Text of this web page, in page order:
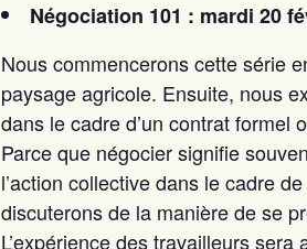
Négociation 101 : mardi 20
Nous commencerons cette série
paysage agricole. Ensuite, nous
dans le cadre d’un contrat formel
Parce que négocier signifie
l’action collective dans le cadre
discuterons de la manière de se
L’expérience des travailleurs